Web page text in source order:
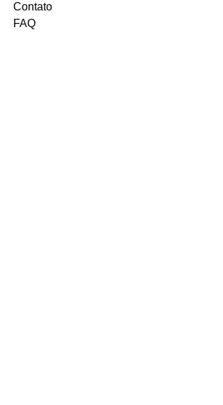
Contato
FAQ